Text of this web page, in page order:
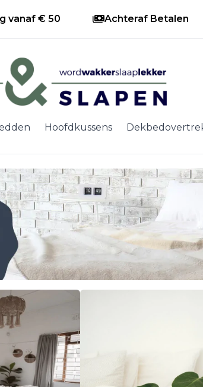
vanaf € 50 Achteraf Betalen
Hoofdkussens